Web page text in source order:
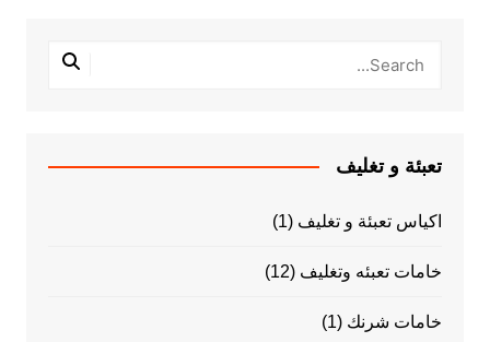
تعبئة و تغليف
اكياس تعبئة و تغليف (1)
خامات تعبئه وتغليف (12)
خامات شرنك (1)